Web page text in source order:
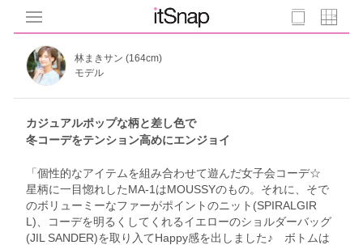
林まきサン (164cm)
モデル
カジュアルポップな柄と差し色で
冬コーデをテンション高めにエンジョイ
「個性的なアイテムを組み合わせて遊んだ女子会コーデ☆
星柄に一目惚れしたMA-1はMOUSSYのもの。それに、そで
のボリューミーなファーがポイントのニット(SPIRALGIR
L)、コーデを明るくしてくれるイエローのショルダーバッグ
(JIL SANDER)を取り入てHappy感を出しました♪ ボトムは